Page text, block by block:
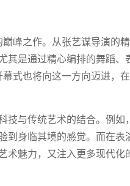
峰之作。从张艺谋导演的
其是通过精心编排的舞蹈
式也将向这一方向迈进，
与传统艺术的结合。例如
到身临其境的感觉。而在
术魅力，又注入更多现代